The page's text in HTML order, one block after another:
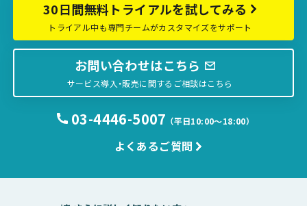
30日間無料トライアルを試してみる
トライアル中も専門チームがカスタマイズをサポート
お問い合わせはこちら
サービス導入・販売に関するご相談はこちら
03-4446-5007 （平日10:00〜18:00）
よくあるご質問